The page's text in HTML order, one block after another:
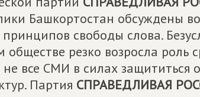
Башкортостан обсуждены
свободы слова.
резко возросла роль
все СМИ в силах защититься
Партия СПРАВЕДЛИВАЯ